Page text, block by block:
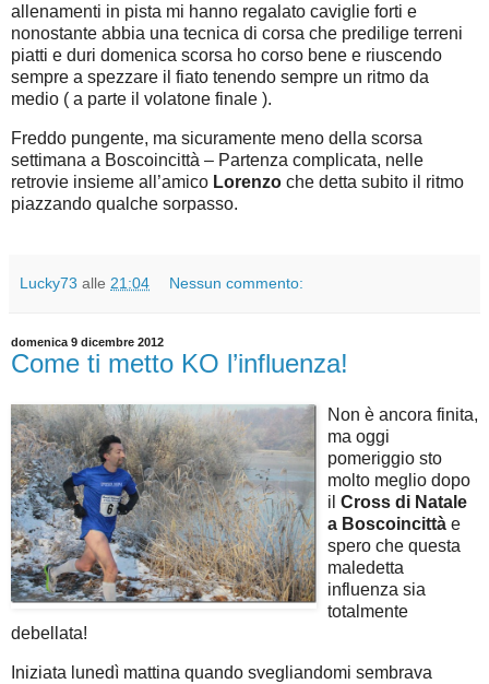
allenamenti in pista mi hanno regalato caviglie forti e
nonostante abbia una tecnica di corsa che predilige terreni
piatti e duri domenica scorsa ho corso bene e riuscendo
sempre a spezzare il fiato tenendo sempre un ritmo da
medio ( a parte il volatone finale ).
Freddo pungente, ma sicuramente meno della scorsa
settimana a Boscoincittà – Partenza complicata, nelle
retrovie insieme all’amico Lorenzo che detta subito il ritmo
piazzando qualche sorpasso.
Lucky73 alle 21:04 Nessun commento:
domenica 9 dicembre 2012
Come ti metto KO l’influenza!
Non è ancora finita,
ma oggi
pomeriggio sto
molto meglio dopo
il Cross di Natale
a Boscoincittà e
spero che questa
maledetta
influenza sia
totalmente
debellata!
Iniziata lunedì mattina quando svegliandomi sembrava